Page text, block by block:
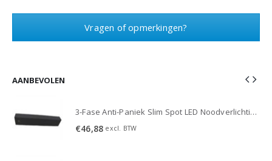
Vragen of opmerkingen?
AANBEVOLEN
3-Fase Anti-Paniek Slim Spot LED Noodverlichting 3W - Zwart
€46,88 excl. BTW